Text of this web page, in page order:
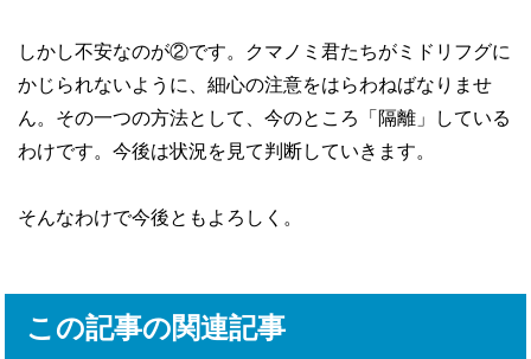
しかし不安なのが②です。クマノミ君たちがミドリフグに
かじられないように、細心の注意をはらわねばなりませ
ん。その一つの方法として、今のところ「隔離」している
わけです。今後は状況を見て判断していきます。
そんなわけで今後ともよろしく。
この記事の関連記事